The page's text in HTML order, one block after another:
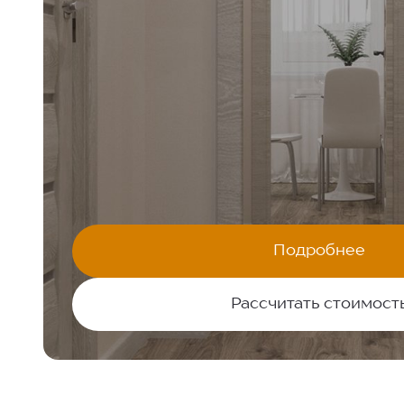
Подробнее
Рассчитать
«МОЯ ЛЕГЕНДА»
1-комнатная квартира:35,9 М²
КОМФОРТ+